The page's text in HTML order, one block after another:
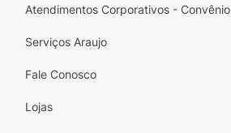
Atendimentos Corporativos - Convênio
Serviços Araujo
Fale Conosco
Lojas